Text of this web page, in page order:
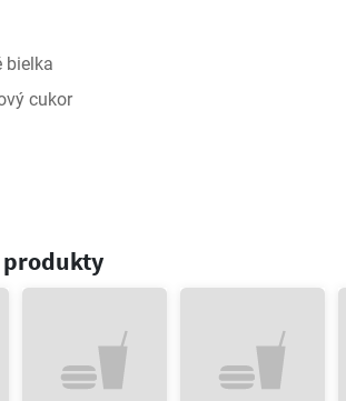
bielka
cukor
produkty